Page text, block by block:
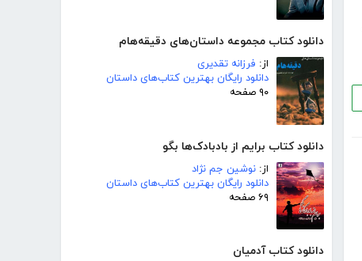
دانلود کتاب مجموعه داستان‌های دقیقه‌هام
از: فرزانه تقدیری
دانلود رایگان بهترین کتاب‌های داستان
۹۰ صفحه
دانلود کتاب برایم از بادبادک‌ها بگو
از: نوشین جم نژاد
دانلود رایگان بهترین کتاب‌های داستان
۶۹ صفحه
دانلود کتاب آدمیان